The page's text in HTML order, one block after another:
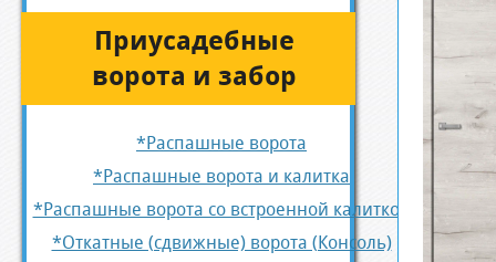
Приусадебные
ворота и забор
*Распашные ворота
*Распашные ворота и калитка
*Распашные ворота со встроенной калиткой
*Откатные (сдвижные) ворота (Консоль)